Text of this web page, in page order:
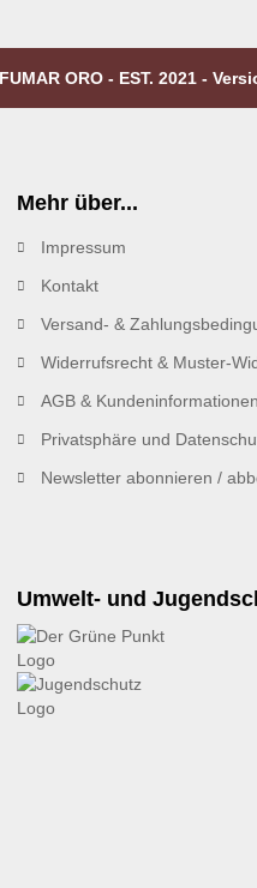
ORO - EST. 2021 -
Mehr über...
Impressum
Kontakt
Versand- &
Widerrufsrecht & Muster-
AGB & Kundeninformationen
Privatsphäre und
Newsletter abonnieren /
Umwelt- und